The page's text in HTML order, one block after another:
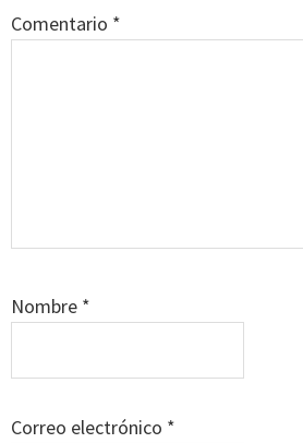
Comentario *
Nombre *
Correo electrónico *